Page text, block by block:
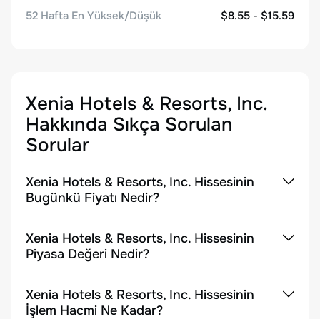
52 Hafta En Yüksek/Düşük
$8.55 - $15.59
Xenia Hotels & Resorts, Inc.
Hakkında Sıkça Sorulan
Sorular
Xenia Hotels & Resorts, Inc. Hissesinin
Bugünkü Fiyatı Nedir?
Xenia Hotels & Resorts, Inc. Hissesinin
Piyasa Değeri Nedir?
Xenia Hotels & Resorts, Inc. Hissesinin
İşlem Hacmi Ne Kadar?